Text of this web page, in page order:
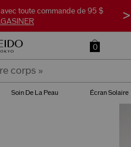
toute commande de 95 $
>
0
Soin De La Peau Écran Solaire